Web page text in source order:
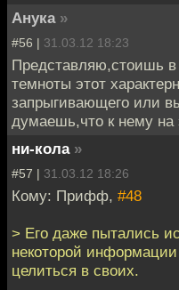
Анука »
#56 | 31.03.12 18:23
Представляю,стоишь в
темноты этот
запрыгивающего или
думаешь,что к нему на
ни-кола »
#57 | 31.03.12 18:26
Кому: Прифф, #48
> Его даже пытались
некоторой
целиться в своих.